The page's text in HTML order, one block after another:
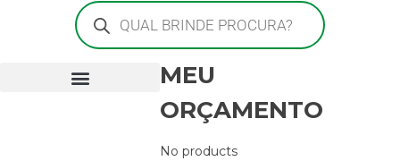
MEU
ORÇAMENTO
No products